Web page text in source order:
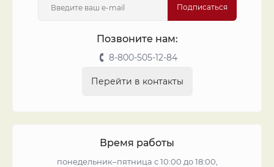
Подписаться
Позвоните нам:
8-800-505-12-84
Перейти в контакты
Время работы
понедельник–пятница с 10:00 до 18:00,